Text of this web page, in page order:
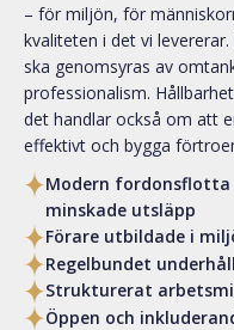
– för miljön, för
kvaliteten i det vi
ska genomsyras av
professionalism.
det handlar också om att
effektivt och bygga
Modern
minskade utsläpp
Förare utbildade i
Regelbundet
Strukturerat
Öppen och